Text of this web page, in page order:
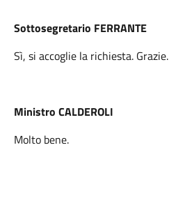
Sottosegretario FERRANTE
Sì, si accoglie la richiesta. Grazie.
Ministro CALDEROLI
Molto bene.